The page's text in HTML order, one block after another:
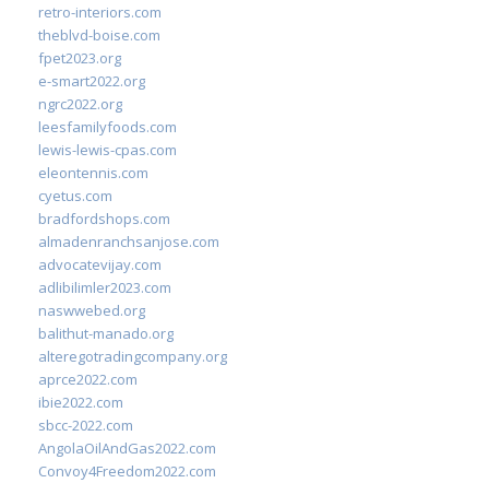
retro-interiors.com
theblvd-boise.com
fpet2023.org
e-smart2022.org
ngrc2022.org
leesfamilyfoods.com
lewis-lewis-cpas.com
eleontennis.com
cyetus.com
bradfordshops.com
almadenranchsanjose.com
advocatevijay.com
adlibilimler2023.com
naswwebed.org
balithut-manado.org
alteregotradingcompany.org
aprce2022.com
ibie2022.com
sbcc-2022.com
AngolaOilAndGas2022.com
Convoy4Freedom2022.com